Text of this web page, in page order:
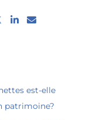
est-elle
patrimoine?